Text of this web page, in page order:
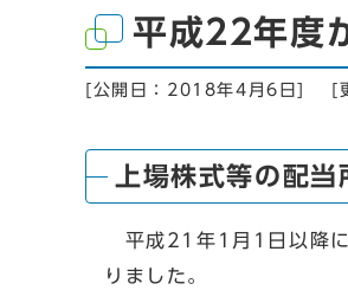
平成22年度
[公開日： 2018年4月6日] [
上場株式等の配
平成21年1月1日以降に
りました。